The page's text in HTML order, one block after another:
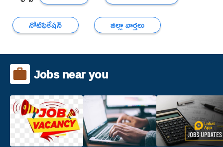
నోటిఫికేషన్
జిల్లా వార్తలు
Jobs near you